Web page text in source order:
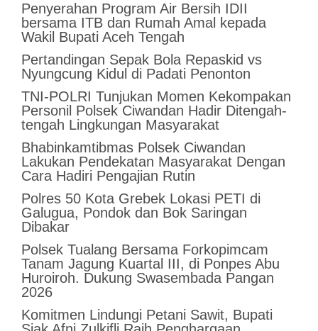
Penyerahan Program Air Bersih IDII
bersama ITB dan Rumah Amal kepada
Wakil Bupati Aceh Tengah
Pertandingan Sepak Bola Repaskid vs
Nyungcung Kidul di Padati Penonton
TNI-POLRI Tunjukan Momen Kekompakan
Personil Polsek Ciwandan Hadir Ditengah-
tengah Lingkungan Masyarakat
Bhabinkamtibmas Polsek Ciwandan
Lakukan Pendekatan Masyarakat Dengan
Cara Hadiri Pengajian Rutin
Polres 50 Kota Grebek Lokasi PETI di
Galugua, Pondok dan Bok Saringan
Dibakar
Polsek Tualang Bersama Forkopimcam
Tanam Jagung Kuartal III, di Ponpes Abu
Huroiroh. Dukung Swasembada Pangan
2026
Komitmen Lindungi Petani Sawit, Bupati